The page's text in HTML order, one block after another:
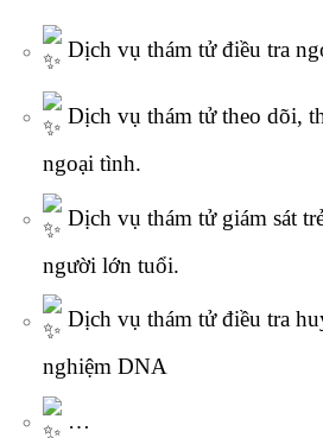
Dịch vụ thám tử điều tra
Dịch vụ thám tử theo dõi,
ngoại tình.
Dịch vụ thám tử giám sát
người lớn tuổi.
Dịch vụ thám tử điều tra
nghiệm DNA
…